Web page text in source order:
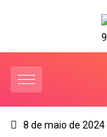
8 de maio de 2024